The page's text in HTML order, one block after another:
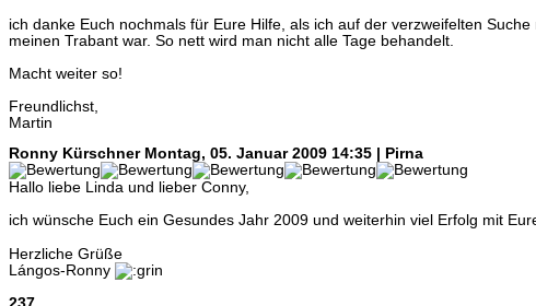
ich danke Euch nochmals für Eure Hilfe, als ich auf der verzweifelten
meinen Trabant war. So nett wird man nicht alle Tage behandelt.
Macht weiter so!
Freundlichst,
Martin
Ronny Kürschner Montag, 05. Januar 2009 14:35 | Pirna
Hallo liebe Linda und lieber Conny,
ich wünsche Euch ein Gesundes Jahr 2009 und weiterhin viel Erfolg mit
Herzliche Grüße
Lángos-Ronny